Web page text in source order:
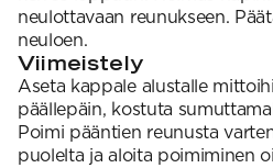
neulottavaan reunukseen.
neuloen.
Viimeistely
Aseta kappale alustalle
päällepäin, kostuta
Poimi pääntien reunusta
puolelta ja aloita poimiminen